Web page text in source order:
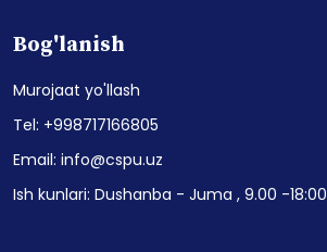
Bog'lanish
Murojaat yo'llash
Tel: +998717166805
Email: info@cspu.uz
Ish kunlari: Dushanba - Juma , 9.00 -18:00